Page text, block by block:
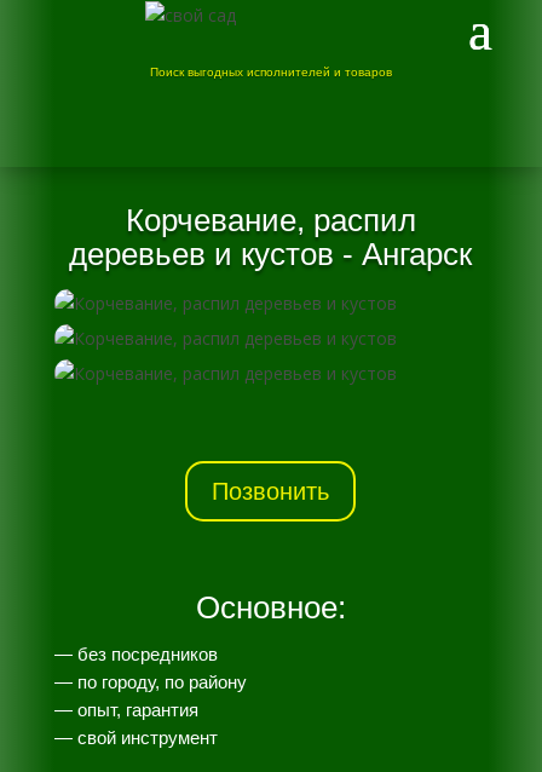
Поиск выгодных исполнителей и товаров
Корчевание, распил
деревьев и кустов - Ангарск
Позвонить
Основное:
— без посредников
— по городу, по району
— опыт, гарантия
— свой инструмент